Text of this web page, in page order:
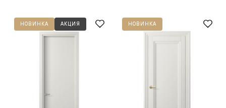
НОВИНКА АКЦИЯ НОВИНКА